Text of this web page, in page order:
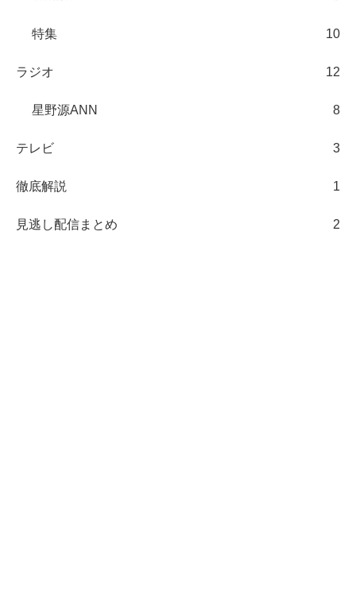
特集 10
ラジオ 12
星野源ANN 8
テレビ 3
徹底解説 1
見逃し配信まとめ 2